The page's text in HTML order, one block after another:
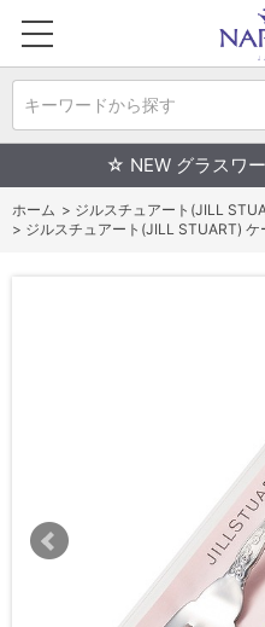
キーワードから探す
☆ NEW グラスワ
ホーム > ジルスチュアート(JILL
> ジルスチュアート(JILL STUART)